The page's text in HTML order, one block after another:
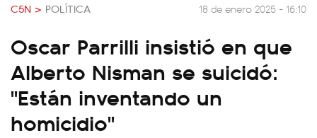
C5N > POLÍTICA 18 de enero 2025 - 16:10
Oscar Parrilli insistió en que
Alberto Nisman se suicidó:
"Están inventando un
homicidio"